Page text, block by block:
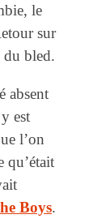
le
sur
du bled.
absent
est
l’on
qu’était
Boys.